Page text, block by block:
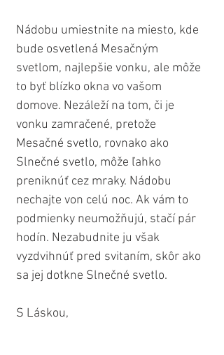
Nádobu umiestnite na miesto, kde
bude osvetlená Mesačným
svetlom, najlepšie vonku, ale môže
to byť blízko okna vo vašom
domove. Nezáleží na tom, či je
vonku zamračené, pretože
Mesačné svetlo, rovnako ako
Slnečné svetlo, môže ľahko
preniknúť cez mraky. Nádobu
nechajte von celú noc. Ak vám to
podmienky neumožňujú, stačí pár
hodín. Nezabudnite ju však
vyzdvihnúť pred svitaním, skôr ako
sa jej dotkne Slnečné svetlo.
S Láskou,